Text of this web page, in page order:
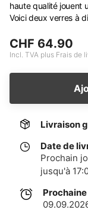
haute qualité jouent
Voici deux verres à
CHF 64.90
Incl. TVA plus Frais de
Livraison
Date de
Prochain
jusqu'à